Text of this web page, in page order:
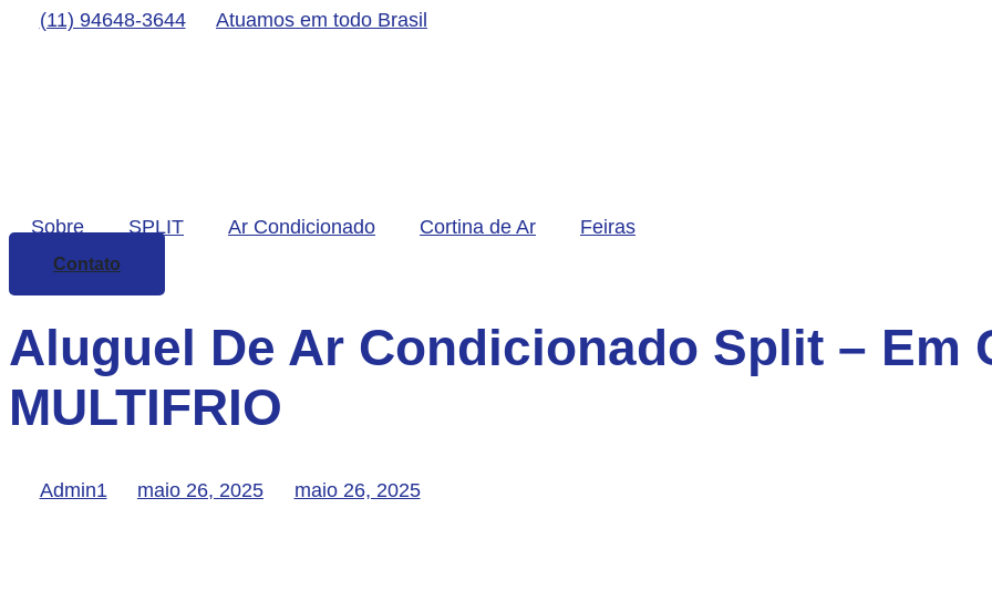
(11) 94648-3644 Atuamos em todo Brasil
Sobre SPLIT Ar Condicionado Cortina de Ar Feiras
Contato
Aluguel De Ar Condicionado Split – Em
MULTIFRIO
Admin1 maio 26, 2025 maio 26, 2025